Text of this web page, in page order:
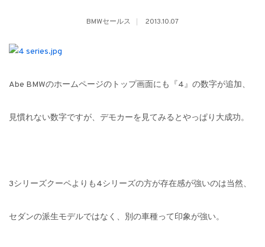
BMWセールス 2013.10.07
Abe BMWのホームページのトップ画面にも『4』の数字が追加、
見慣れない数字ですが、デモカーを見てみるとやっぱり大成功。
3シリーズクーペよりも4シリーズの方が存在感が強いのは当然、
セダンの派生モデルではなく、別の車種って印象が強い。